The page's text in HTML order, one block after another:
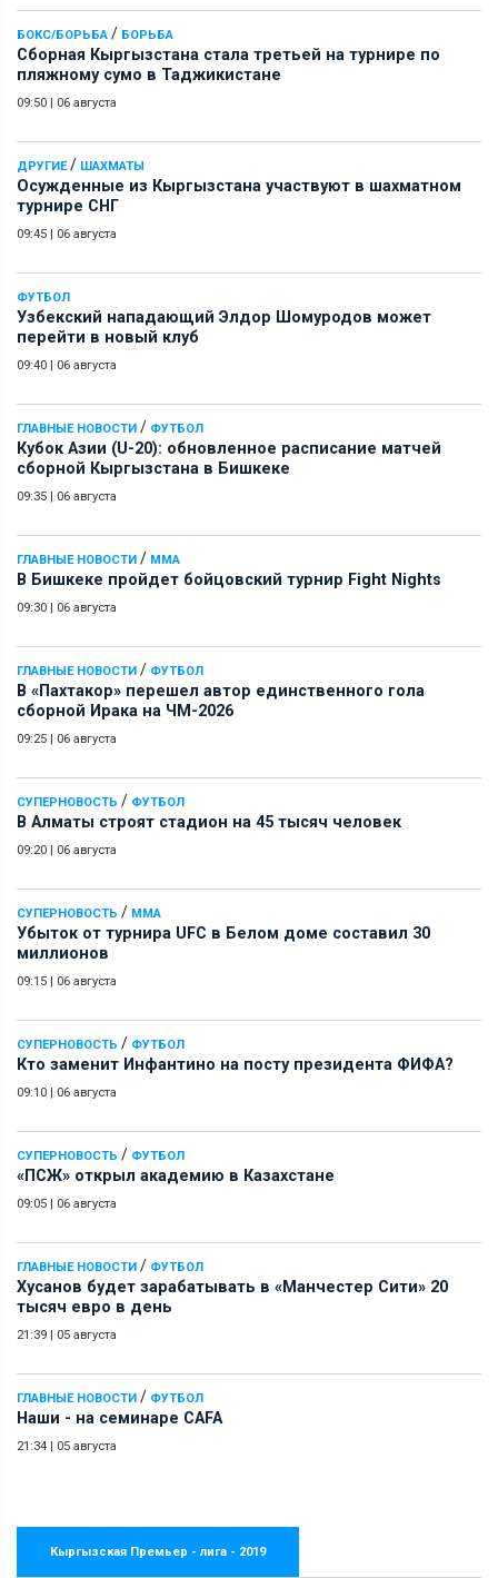
БОКС/БОРЬБА / БОРЬБА
Сборная Кыргызстана стала третьей на турнире по
пляжному сумо в Таджикистане
09:50 | 06 августа
ДРУГИЕ/ ШАХМАТЫ
Осужденные из Кыргызстана участвуют в шахматном
турнире СНГ
09:45 | 06 августа
ФУТБОЛ
Узбекский нападающий Элдор Шомуродов может
перейти в новый клуб
09:40 | 06 августа
ГЛАВНЫЕ НОВОСТИ / ФУТБОЛ
Кубок Азии (U-20): обновленное расписание матчей
сборной Кыргызстана в Бишкеке
09:35 | 06 августа
ГЛАВНЫЕ НОВОСТИ / ММА
В Бишкеке пройдет бойцовский турнир Fight Nights
09:30 | 06 августа
ГЛАВНЫЕ НОВОСТИ / ФУТБОЛ
В «Пахтакор» перешел автор единственного гола
сборной Ирака на ЧМ-2026
09:25 | 06 августа
СУПЕРНОВОСТЬ / ФУТБОЛ
В Алматы строят стадион на 45 тысяч человек
09:20 | 06 августа
СУПЕРНОВОСТЬ / ММА
Убыток от турнира UFC в Белом доме составил 30
миллионов
09:15 | 06 августа
СУПЕРНОВОСТЬ / ФУТБОЛ
Кто заменит Инфантино на посту президента ФИФА?
09:10 | 06 августа
СУПЕРНОВОСТЬ / ФУТБОЛ
«ПСЖ» открыл академию в Казахстане
09:05 | 06 августа
ГЛАВНЫЕ НОВОСТИ / ФУТБОЛ
Хусанов будет зарабатывать в «Манчестер Сити» 20
тысяч евро в день
21:39 | 05 августа
ГЛАВНЫЕ НОВОСТИ / ФУТБОЛ
Наши - на семинаре СAFA
21:34 | 05 августа
Кыргызская Премьер - лига - 2019